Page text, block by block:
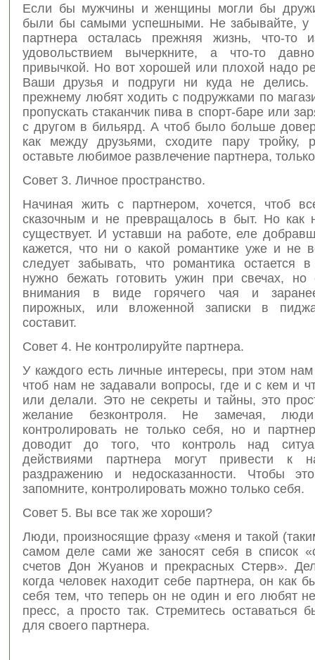
Если бы мужчины и женщины могли бы
были бы самыми успешными. Не забывайте, у
партнера осталась прежняя жизнь, что-
удовольствием вычеркните, а что-то
привычкой. Но вот хорошей или плохой надо
Ваши друзья и подруги ни куда не делись.
прежнему любят ходить с подружками по
пропускать стаканчик пива в спорт-баре или
с другом в бильярд. А чтоб было больше
как между друзьями, сходите пару тройку,
оставьте любимое развлечение партнера,
Совет 3. Личное пространство.
Начиная жить с партнером, хочется, чтоб
сказочным и не превращалось в быт. Но как
существует. И уставши на работе, еле
кажется, что ни о какой романтике уже и не
следует забывать, что романтика остается
нужно бежать готовить ужин при свечах, но
внимания в виде горячего чая и
пирожных, или вложенной записки в
составит.
Совет 4. Не контролируйте партнера.
У каждого есть личные интересы, при этом
чтоб нам не задавали вопросы, где и с кем и
или делали. Это не секреты и тайны, это
желание безконтроля. Не замечая,
контролировать не только себя, но и
доводит до того, что контроль над
действиями партнера могут привести к
раздражению и недосказанности. Чтобы
запомните, контролировать можно только себя.
Совет 5. Вы все так же хороши?
Люди, произносящие фразу «меня и такой
самом деле сами же заносят себя в список
счетов Дон Жуанов и прекрасных Стерв».
когда человек находит себе партнера, он как
себя тем, что теперь он не один и его любят
пресс, а просто так. Стремитесь оставаться
для своего партнера.